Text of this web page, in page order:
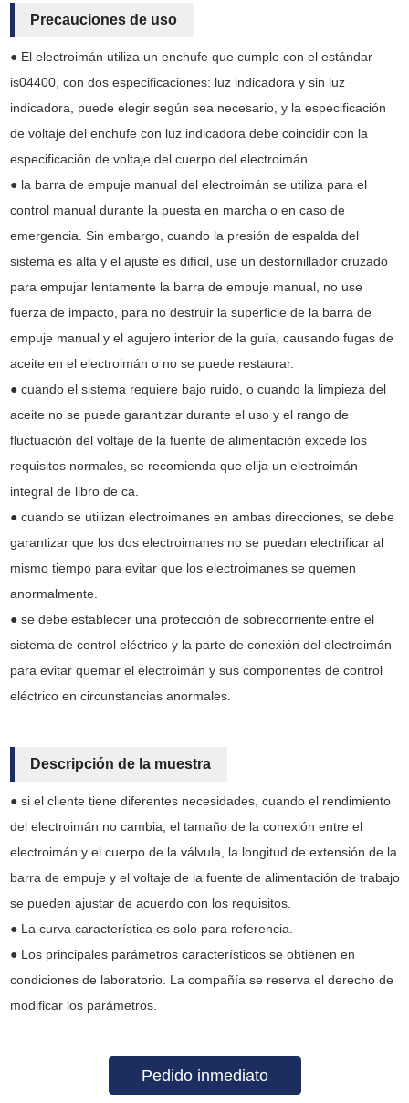
Precauciones de uso
● El electroimán utiliza un enchufe que cumple con el estándar
is04400, con dos especificaciones: luz indicadora y sin luz
indicadora, puede elegir según sea necesario, y la especificación
de voltaje del enchufe con luz indicadora debe coincidir con la
especificación de voltaje del cuerpo del electroimán.
● la barra de empuje manual del electroimán se utiliza para el
control manual durante la puesta en marcha o en caso de
emergencia. Sin embargo, cuando la presión de espalda del
sistema es alta y el ajuste es difícil, use un destornillador cruzado
para empujar lentamente la barra de empuje manual, no use
fuerza de impacto, para no destruir la superficie de la barra de
empuje manual y el agujero interior de la guía, causando fugas de
aceite en el electroimán o no se puede restaurar.
● cuando el sistema requiere bajo ruido, o cuando la limpieza del
aceite no se puede garantizar durante el uso y el rango de
fluctuación del voltaje de la fuente de alimentación excede los
requisitos normales, se recomienda que elija un electroimán
integral de libro de ca.
● cuando se utilizan electroimanes en ambas direcciones, se debe
garantizar que los dos electroimanes no se puedan electrificar al
mismo tiempo para evitar que los electroimanes se quemen
anormalmente.
● se debe establecer una protección de sobrecorriente entre el
sistema de control eléctrico y la parte de conexión del electroimán
para evitar quemar el electroimán y sus componentes de control
eléctrico en circunstancias anormales.
Descripción de la muestra
● si el cliente tiene diferentes necesidades, cuando el rendimiento
del electroimán no cambia, el tamaño de la conexión entre el
electroimán y el cuerpo de la válvula, la longitud de extensión de la
barra de empuje y el voltaje de la fuente de alimentación de trabajo
se pueden ajustar de acuerdo con los requisitos.
● La curva característica es solo para referencia.
● Los principales parámetros característicos se obtienen en
condiciones de laboratorio. La compañía se reserva el derecho de
modificar los parámetros.
Pedido inmediato